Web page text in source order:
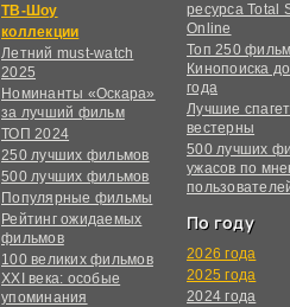
ТВ-Шоу
коллекции
Летний must-watch
2025
Номинанты «Оскара»
за лучший фильм
ТОП 2024
250 лучших фильмов
500 лучших фильмов
Популярные фильмы
Рейтинг ожидаемых
фильмов
100 великих фильмов
XXI века: особые
упоминания
ресурса Total
Online
Топ 250
Кинопоиска
года
Лучшие
вестерны
500 лучших
ужасов по
По году
2026 года
2025 года
2024 года